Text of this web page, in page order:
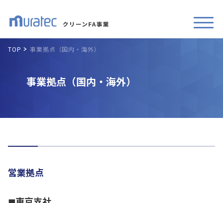
TOP 事業拠点（国内・海外）
事業拠点（国内・海外）
営業拠点